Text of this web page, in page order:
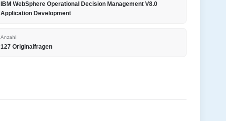
IBM WebSphere Operational Decision Management V8.0
Application Development
Anzahl
127 Originalfragen